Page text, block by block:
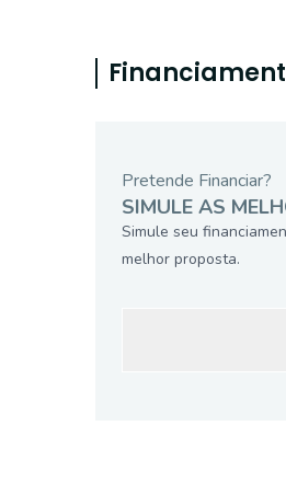
Pretende Financiar?
SIMULE AS
Simule seu
melhor proposta.